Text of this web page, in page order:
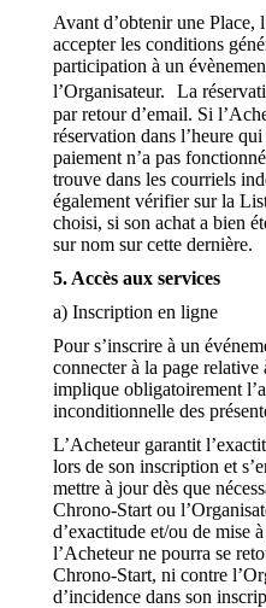
Avant d’obtenir une Place,
accepter les conditions
participation à un
l’Organisateur. La
par retour d’email. Si
réservation dans l’heure
paiement n’a pas
trouve dans les courriels
également vérifier sur la
choisi, si son achat a bien
sur nom sur cette dernière.
5. Accès aux services
a) Inscription en ligne
Pour s’inscrire à un
connecter à la page relative
implique obligatoirement
inconditionnelle des
L’Acheteur garantit
lors de son inscription et
mettre à jour dès que
Chrono-Start ou
d’exactitude et/ou de mise
l’Acheteur ne pourra se
Chrono-Start, ni contre
d’incidence dans son